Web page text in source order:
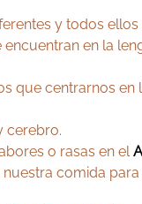
y todos
en la
que centrarnos
cerebro.
o rasas en el
comida